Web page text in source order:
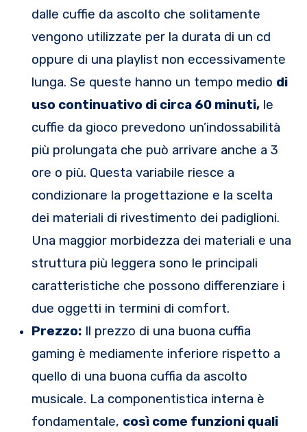
dalle cuffie da ascolto che solitamente
vengono utilizzate per la durata di un cd
oppure di una playlist non eccessivamente
lunga. Se queste hanno un tempo medio di
uso continuativo di circa 60 minuti,le
cuffie da gioco prevedono un’indossabilità
più prolungata che può arrivare anche a 3
ore o più. Questa variabile riesce a
condizionare la progettazione e la scelta
dei materiali di rivestimento dei padiglioni.
Una maggior morbidezza dei materiali e una
struttura più leggera sono le principali
caratteristiche che possono differenziare i
due oggetti in termini di comfort.
Prezzo:Il prezzo di una buona cuffia
gaming è mediamente inferiore rispetto a
quello di una buona cuffia da ascolto
musicale. La componentistica interna è
fondamentale, così come funzioni quali